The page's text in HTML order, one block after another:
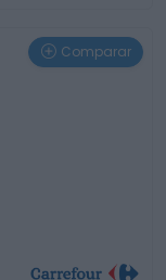
Comparar